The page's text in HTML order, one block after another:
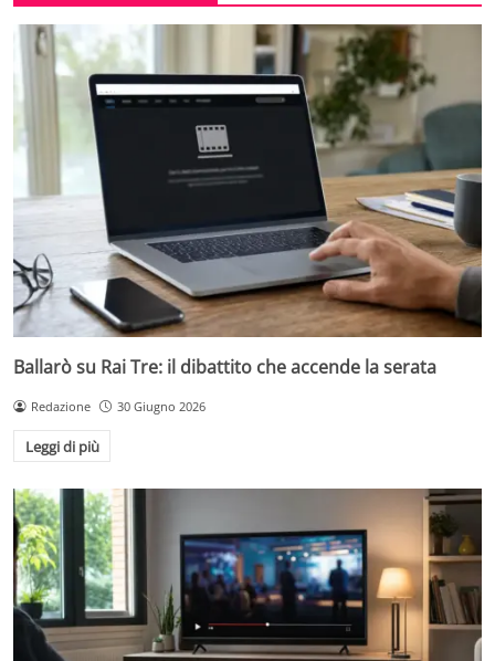
Ballarò su Rai Tre: il dibattito che accende la serata
Redazione 30 Giugno 2026
Leggi di più